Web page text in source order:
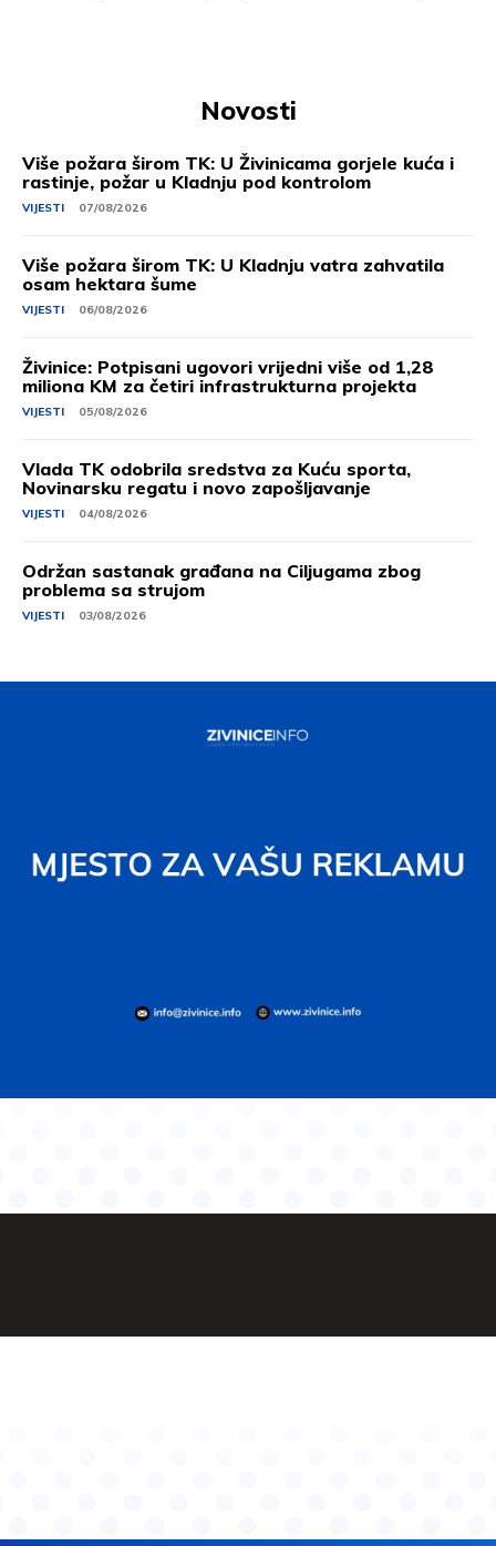
Novosti
Više požara širom TK: U Živinicama gorjele kuća i
rastinje, požar u Kladnju pod kontrolom
VIJESTI 07/08/2026
Više požara širom TK: U Kladnju vatra zahvatila
osam hektara šume
VIJESTI 06/08/2026
Živinice: Potpisani ugovori vrijedni više od 1,28
miliona KM za četiri infrastrukturna projekta
VIJESTI 05/08/2026
Vlada TK odobrila sredstva za Kuću sporta,
Novinarsku regatu i novo zapošljavanje
VIJESTI 04/08/2026
Održan sastanak građana na Ciljugama zbog
problema sa strujom
VIJESTI 03/08/2026